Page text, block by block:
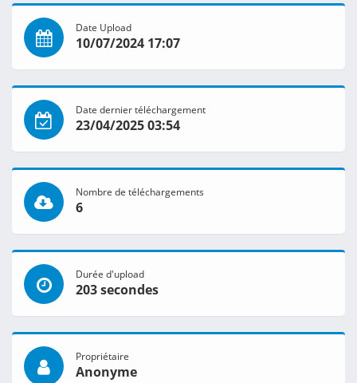
Date Upload
10/07/2024 17:07
Date dernier téléchargement
23/04/2025 03:54
Nombre de téléchargements
6
Durée d'upload
203 secondes
Propriétaire
Anonyme